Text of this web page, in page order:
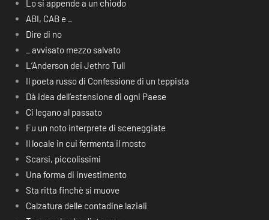
Lo si appende a un chiodo
ABI, CAB e _
Dire di no
_ avvisato mezzo salvato
L’Anderson dei Jethro Tull
Il poeta russo di Confessione di un teppista
Dà idea dell’estensione di ogni Paese
Ci legano al passato
Fu un noto interprete di sceneggiate
Il locale in cui fermenta il mosto
Scarsi, piccolissimi
Una forma di investimento
Sta ritta finchè si muove
Calzatura delle contadine laziali